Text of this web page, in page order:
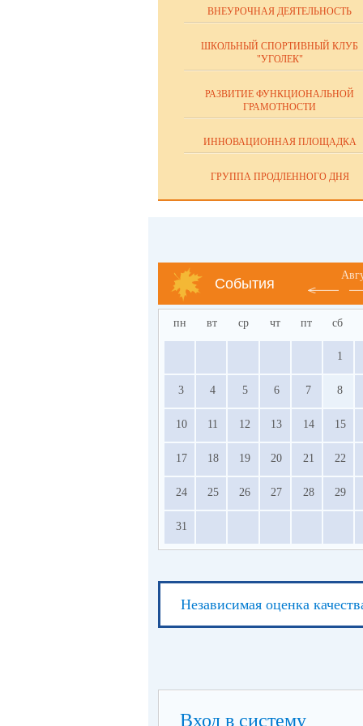
ВНЕУРОЧНАЯ ДЕЯТЕЛЬНОСТЬ
ШКОЛЬНЫЙ СПОРТИВНЫЙ КЛУБ
"УГОЛЕК"
РАЗВИТИЕ ФУНКЦИОНАЛЬНОЙ
ГРАМОТНОСТИ
ИННОВАЦИОННАЯ ПЛОЩАДКА
ГРУППА ПРОДЛЕННОГО ДНЯ
События
пн вт ср чт пт сб
1
3 4 5 6 7 8
10 11 12 13 14 15
17 18 19 20 21 22
24 25 26 27 28 29
31
Независимая оценка
Вход в систему